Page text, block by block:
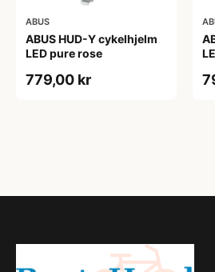
ABUS
ABUS HUD-Y cykelhjelm
LED pure rose
779,00 kr